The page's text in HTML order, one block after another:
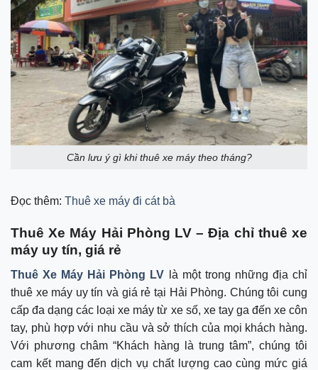
Cần lưu ý gì khi thuê xe máy theo tháng?
Đọc thêm: Thuê xe máy đi cát bà
Thuê Xe Máy Hải Phòng LV – Địa chỉ thuê xe
máy uy tín, giá rẻ
Thuê Xe Máy Hải Phòng LV là một trong những địa chỉ
thuê xe máy uy tín và giá rẻ tại Hải Phòng. Chúng tôi cung
cấp đa dạng các loại xe máy từ xe số, xe tay ga đến xe côn
tay, phù hợp với nhu cầu và sở thích của mọi khách hàng.
Với phương châm “Khách hàng là trung tâm”, chúng tôi
cam kết mang đến dịch vụ chất lượng cao cùng mức giá